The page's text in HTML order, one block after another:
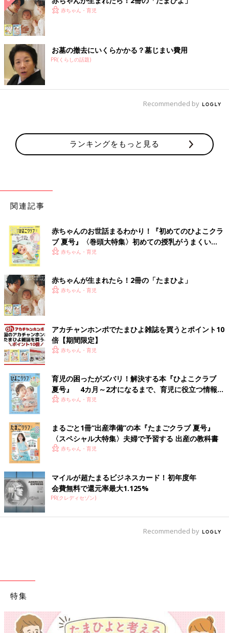
赤ちゃん・育児
お墓の撤去にいくらかかる？墓じまい費用
PR(くらしの話題)
Recommended by
ランキングをもっと見る
関連記事
赤ちゃんのお世話まるわかり！『初めてのひよこクラ
ブ 夏号』〈巻頭大特集〉初めての授乳がうまくい
く！ おっぱい・ミルクの基本と夏のトラブル 解決テ
赤ちゃん・育児
赤ちゃんが生まれたら！2冊の「たまひよ」
赤ちゃん・育児
アカチャンホンポでたまひよ雑誌を買うとポイント10
倍【期間限定】
赤ちゃん・育児
育児の困ったがズバリ！解決する本『ひよこクラブ
夏号』 4カ月～2才になるまで、育児に役立つ情報が
いっぱい！
赤ちゃん・育児
まるごと1冊“出産準備”の本『たまごクラブ 夏号』
〈スペシャル大特集〉夫婦で予習する 出産の教科書
赤ちゃん・育児
マイルが超たまるビジネスカード！初年度年
会費無料で還元率最大1.125%
PR(クレディセゾン)
Recommended by
特集